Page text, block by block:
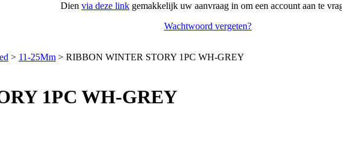
Dien via deze link gemakkelijk uw aanvraag in om een account aan te
Wachtwoord vergeten?
> 11-25Mm > RIBBON WINTER STORY 1PC WH-GREY
1PC WH-GREY